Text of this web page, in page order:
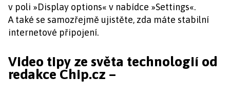
v poli »Display options« v nabídce »Settings«.
A také se samozřejmě ujistěte, zda máte stabilní
internetové připojení.
Video tipy ze světa technologií od
redakce Chip.cz –